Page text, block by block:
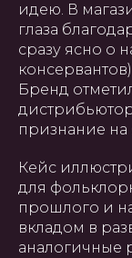
идею. В
глаза
сразу ясно о
Бренд
признание на
Кейс
для
прошлого и
вкладом в
аналогичные